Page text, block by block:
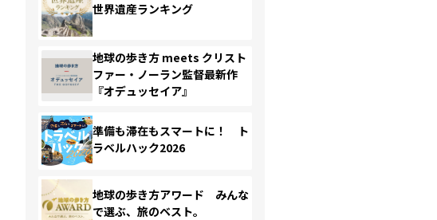
世界遺産ランキング
地球の歩き方 meets クリスト
ファー・ノーラン監督最新作
『オデュッセイア』
準備も滞在もスマートに！ ト
ラベルハック2026
地球の歩き方アワード みんな
で選ぶ、旅のベスト。